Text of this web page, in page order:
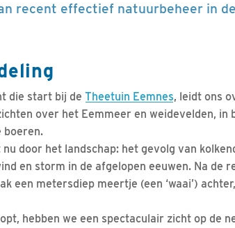
recent effectief natuurbeheer in
die start bij de Theetuin Eemnes, leidt ons
over het Eemmeer en weidevelden, in
boeren.
door het landschap: het gevolg van
en storm in de afgelopen eeuwen. Na de
een metersdiep meertje (een ‘waai’)
hebben we een spectaculair zicht op de